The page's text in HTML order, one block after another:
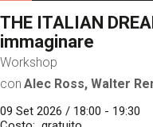
THE ITALIAN
immaginare
Workshop
con Alec Ross, Walter
09 Set 2026 / 18:00 - 19:30